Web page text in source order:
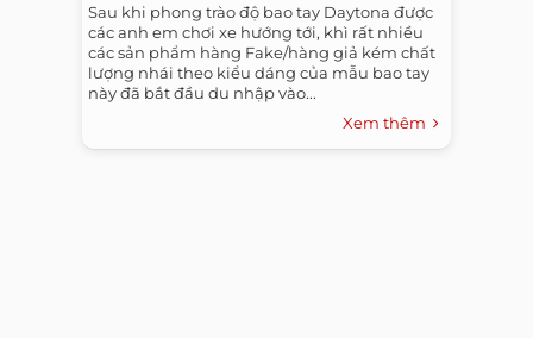
Sau khi phong trào độ bao tay Daytona được
các anh em chơi xe hướng tới, khì rất nhiều
các sản phẩm hàng Fake/hàng giả kém chất
lượng nhái theo kiểu dáng của mẫu bao tay
này đã bắt đầu du nhập vào...
Xem thêm